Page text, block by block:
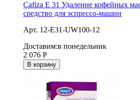
Cafiza E 31 Удаление кофейных
средство для эспрессо-машин
Арт. 12-E31-UW100-12
Доставим:в понедельник
2 076 Р
В корзину